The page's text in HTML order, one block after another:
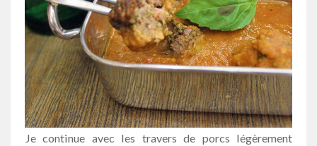
Je continue avec les travers de porcs légèrement